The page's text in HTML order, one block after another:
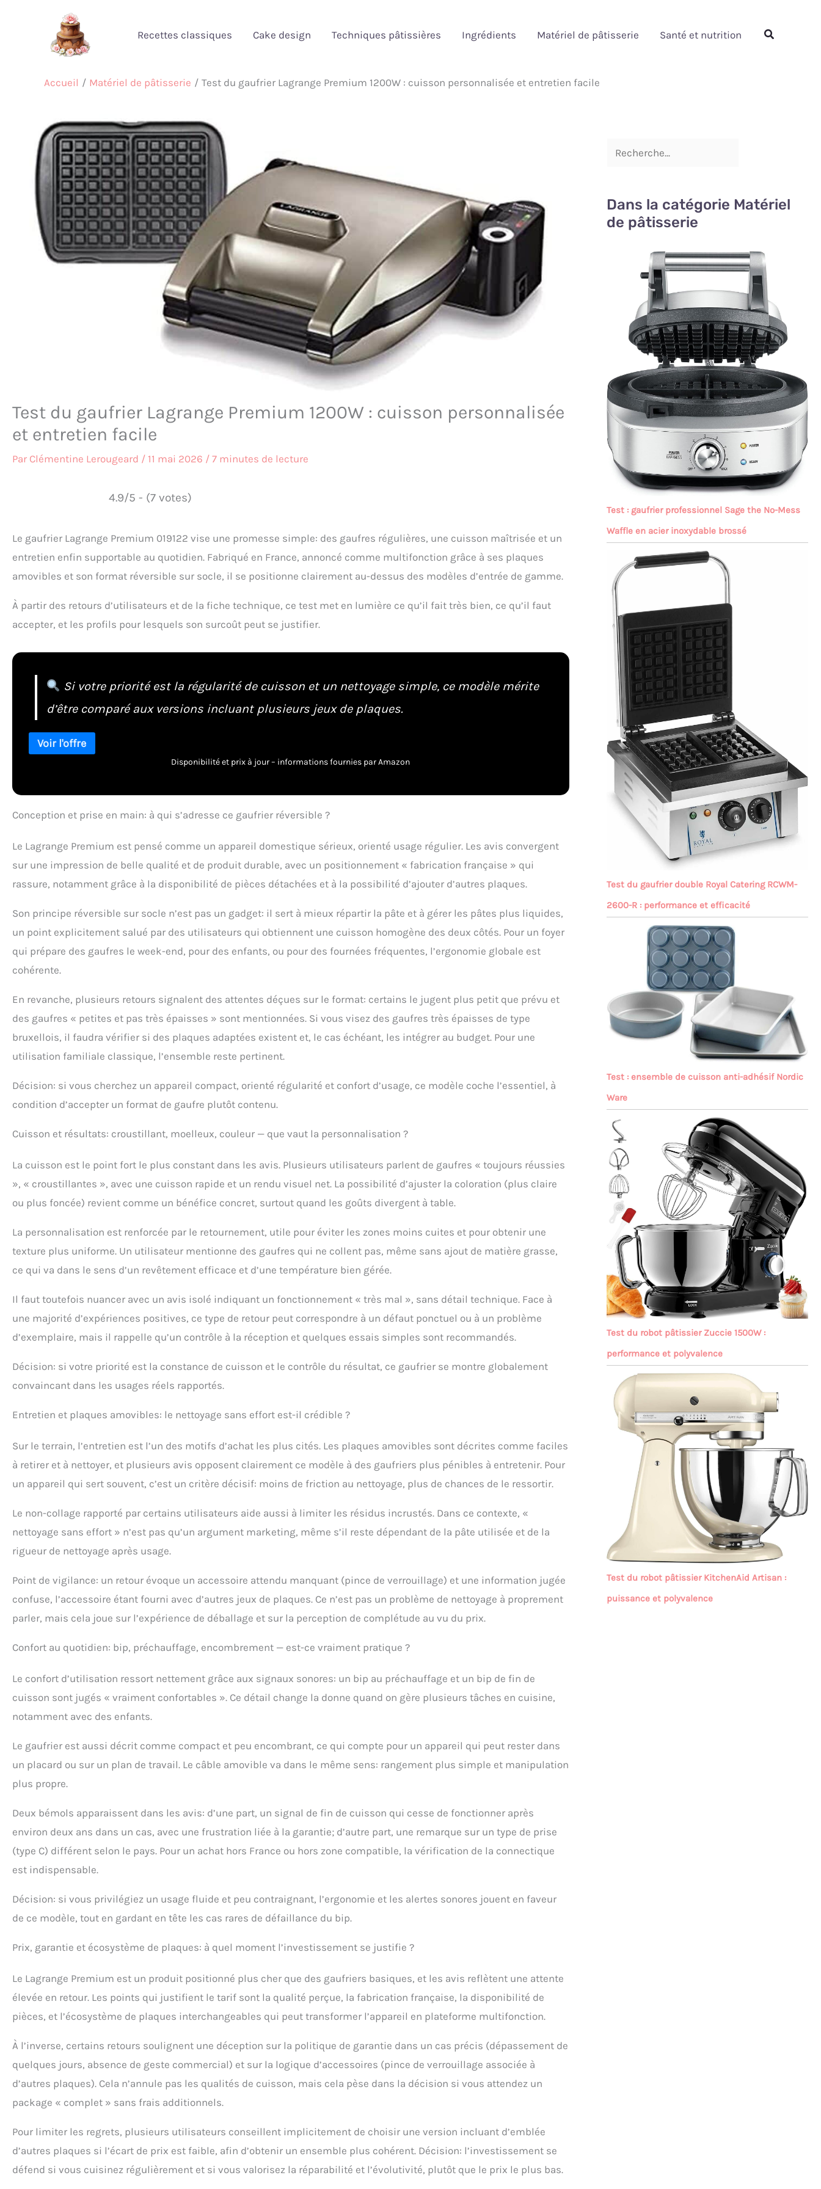
Recettes classiques Cake design Techniques pâtissières Ingrédients Matériel de pâtisserie Santé et nutrition Rechercher
Accueil Matériel de pâtisserie Test du gaufrier Lagrange Premium 1200W : cuisson personnalisée et entretien facile
Test du gaufrier Lagrange Premium 1200W : cuisson personnalisée
et entretien facile
Par Clémentine Lerougeard / 11 mai 2026 / 7 minutes de lecture
4.9/5 - (7 votes)
Le gaufrier Lagrange Premium 019122 vise une promesse simple: des gaufres régulières, une cuisson maîtrisée et un
entretien enfin supportable au quotidien. Fabriqué en France, annoncé comme multifonction grâce à ses plaques
amovibles et son format réversible sur socle, il se positionne clairement au-dessus des modèles d’entrée de gamme.
À partir des retours d’utilisateurs et de la fiche technique, ce test met en lumière ce qu’il fait très bien, ce qu’il faut
accepter, et les profils pour lesquels son surcoût peut se justifier.
Si votre priorité est la régularité de cuisson et un nettoyage simple, ce modèle mérite
d’être comparé aux versions incluant plusieurs jeux de plaques.
Disponibilité et prix à jour – informations fournies par Amazon
Conception et prise en main: à qui s’adresse ce gaufrier réversible ?
Le Lagrange Premium est pensé comme un appareil domestique sérieux, orienté usage régulier. Les avis convergent
sur une impression de belle qualité et de produit durable, avec un positionnement « fabrication française » qui
rassure, notamment grâce à la disponibilité de pièces détachées et à la possibilité d’ajouter d’autres plaques.
Son principe réversible sur socle n’est pas un gadget: il sert à mieux répartir la pâte et à gérer les pâtes plus liquides,
un point explicitement salué par des utilisateurs qui obtiennent une cuisson homogène des deux côtés. Pour un foyer
qui prépare des gaufres le week-end, pour des enfants, ou pour des fournées fréquentes, l’ergonomie globale est
cohérente.
En revanche, plusieurs retours signalent des attentes déçues sur le format: certains le jugent plus petit que prévu et
des gaufres « petites et pas très épaisses » sont mentionnées. Si vous visez des gaufres très épaisses de type
bruxellois, il faudra vérifier si des plaques adaptées existent et, le cas échéant, les intégrer au budget. Pour une
utilisation familiale classique, l’ensemble reste pertinent.
Décision: si vous cherchez un appareil compact, orienté régularité et confort d’usage, ce modèle coche l’essentiel, à
condition d’accepter un format de gaufre plutôt contenu.
Cuisson et résultats: croustillant, moelleux, couleur — que vaut la personnalisation ?
La cuisson est le point fort le plus constant dans les avis. Plusieurs utilisateurs parlent de gaufres « toujours réussies
», « croustillantes », avec une cuisson rapide et un rendu visuel net. La possibilité d’ajuster la coloration (plus claire
ou plus foncée) revient comme un bénéfice concret, surtout quand les goûts divergent à table.
La personnalisation est renforcée par le retournement, utile pour éviter les zones moins cuites et pour obtenir une
texture plus uniforme. Un utilisateur mentionne des gaufres qui ne collent pas, même sans ajout de matière grasse,
ce qui va dans le sens d’un revêtement efficace et d’une température bien gérée.
Il faut toutefois nuancer avec un avis isolé indiquant un fonctionnement « très mal », sans détail technique. Face à
une majorité d’expériences positives, ce type de retour peut correspondre à un défaut ponctuel ou à un problème
d’exemplaire, mais il rappelle qu’un contrôle à la réception et quelques essais simples sont recommandés.
Décision: si votre priorité est la constance de cuisson et le contrôle du résultat, ce gaufrier se montre globalement
convaincant dans les usages réels rapportés.
Entretien et plaques amovibles: le nettoyage sans effort est-il crédible ?
Sur le terrain, l’entretien est l’un des motifs d’achat les plus cités. Les plaques amovibles sont décrites comme faciles
à retirer et à nettoyer, et plusieurs avis opposent clairement ce modèle à des gaufriers plus pénibles à entretenir. Pour
un appareil qui sert souvent, c’est un critère décisif: moins de friction au nettoyage, plus de chances de le ressortir.
Le non-collage rapporté par certains utilisateurs aide aussi à limiter les résidus incrustés. Dans ce contexte, «
nettoyage sans effort » n’est pas qu’un argument marketing, même s’il reste dépendant de la pâte utilisée et de la
rigueur de nettoyage après usage.
Point de vigilance: un retour évoque un accessoire attendu manquant (pince de verrouillage) et une information jugée
confuse, l’accessoire étant fourni avec d’autres jeux de plaques. Ce n’est pas un problème de nettoyage à proprement
parler, mais cela joue sur l’expérience de déballage et sur la perception de complétude au vu du prix.
Confort au quotidien: bip, préchauffage, encombrement — est-ce vraiment pratique ?
Le confort d’utilisation ressort nettement grâce aux signaux sonores: un bip au préchauffage et un bip de fin de
cuisson sont jugés « vraiment confortables ». Ce détail change la donne quand on gère plusieurs tâches en cuisine,
notamment avec des enfants.
Le gaufrier est aussi décrit comme compact et peu encombrant, ce qui compte pour un appareil qui peut rester dans
un placard ou sur un plan de travail. Le câble amovible va dans le même sens: rangement plus simple et manipulation
plus propre.
Deux bémols apparaissent dans les avis: d’une part, un signal de fin de cuisson qui cesse de fonctionner après
environ deux ans dans un cas, avec une frustration liée à la garantie; d’autre part, une remarque sur un type de prise
(type C) différent selon le pays. Pour un achat hors France ou hors zone compatible, la vérification de la connectique
est indispensable.
Décision: si vous privilégiez un usage fluide et peu contraignant, l’ergonomie et les alertes sonores jouent en faveur
de ce modèle, tout en gardant en tête les cas rares de défaillance du bip.
Prix, garantie et écosystème de plaques: à quel moment l’investissement se justifie ?
Le Lagrange Premium est un produit positionné plus cher que des gaufriers basiques, et les avis reflètent une attente
élevée en retour. Les points qui justifient le tarif sont la qualité perçue, la fabrication française, la disponibilité de
pièces, et l’écosystème de plaques interchangeables qui peut transformer l’appareil en plateforme multifonction.
À l’inverse, certains retours soulignent une déception sur la politique de garantie dans un cas précis (dépassement de
quelques jours, absence de geste commercial) et sur la logique d’accessoires (pince de verrouillage associée à
d’autres plaques). Cela n’annule pas les qualités de cuisson, mais cela pèse dans la décision si vous attendez un
package « complet » sans frais additionnels.
Pour limiter les regrets, plusieurs utilisateurs conseillent implicitement de choisir une version incluant d’emblée
d’autres plaques si l’écart de prix est faible, afin d’obtenir un ensemble plus cohérent. Décision: l’investissement se
défend si vous cuisinez régulièrement et si vous valorisez la réparabilité et l’évolutivité, plutôt que le prix le plus bas.
Dans la catégorie Matériel
de pâtisserie
Test : gaufrier professionnel Sage the No-Mess
Waffle en acier inoxydable brossé
Test du gaufrier double Royal Catering RCWM-
2600-R : performance et efficacité
Test : ensemble de cuisson anti-adhésif Nordic
Ware
Test du robot pâtissier Zuccie 1500W :
performance et polyvalence
Test du robot pâtissier KitchenAid Artisan :
puissance et polyvalence